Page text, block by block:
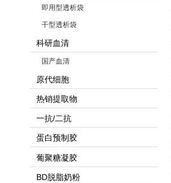
即用型透析袋
干型透析袋
科研血清
国产血清
原代细胞
热销提取物
一抗/二抗
蛋白预制胶
葡聚糖凝胶
BD脱脂奶粉